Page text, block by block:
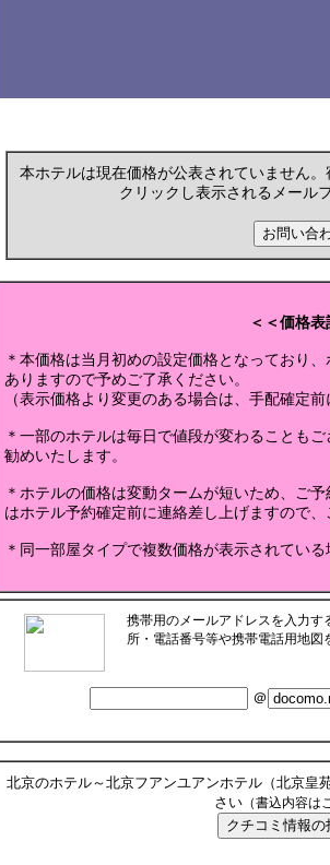
本ホテルは現在価格が公表されていません
クリックし表示されるメール
＜＜価格表
＊本価格は当月初めの設定価格となっており
ありますので予めご了承ください。
（表示価格より変更のある場合は、手配確定
＊一部のホテルは毎日で値段が変わることも
勧めいたします。
＊ホテルの価格は変動タームが短いため、ご
はホテル予約確定前に連絡差し上げますので、
＊同一部屋タイプで複数価格が表示されてい
携帯用のメールアドレスを入力
所・電話番号等や携帯電話用地図
＠
北京のホテル～北京フアンユアンホテル（北京皇
さい（書込内容は